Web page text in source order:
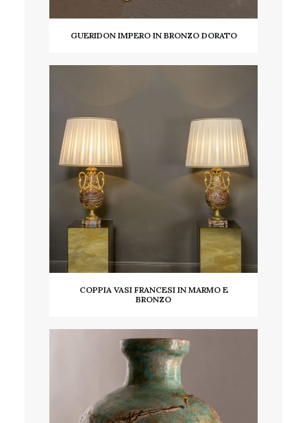
GUERIDON IMPERO IN BRONZO DORATO
LEGGI TUTTO
COPPIA VASI FRANCESI IN MARMO E
BRONZO